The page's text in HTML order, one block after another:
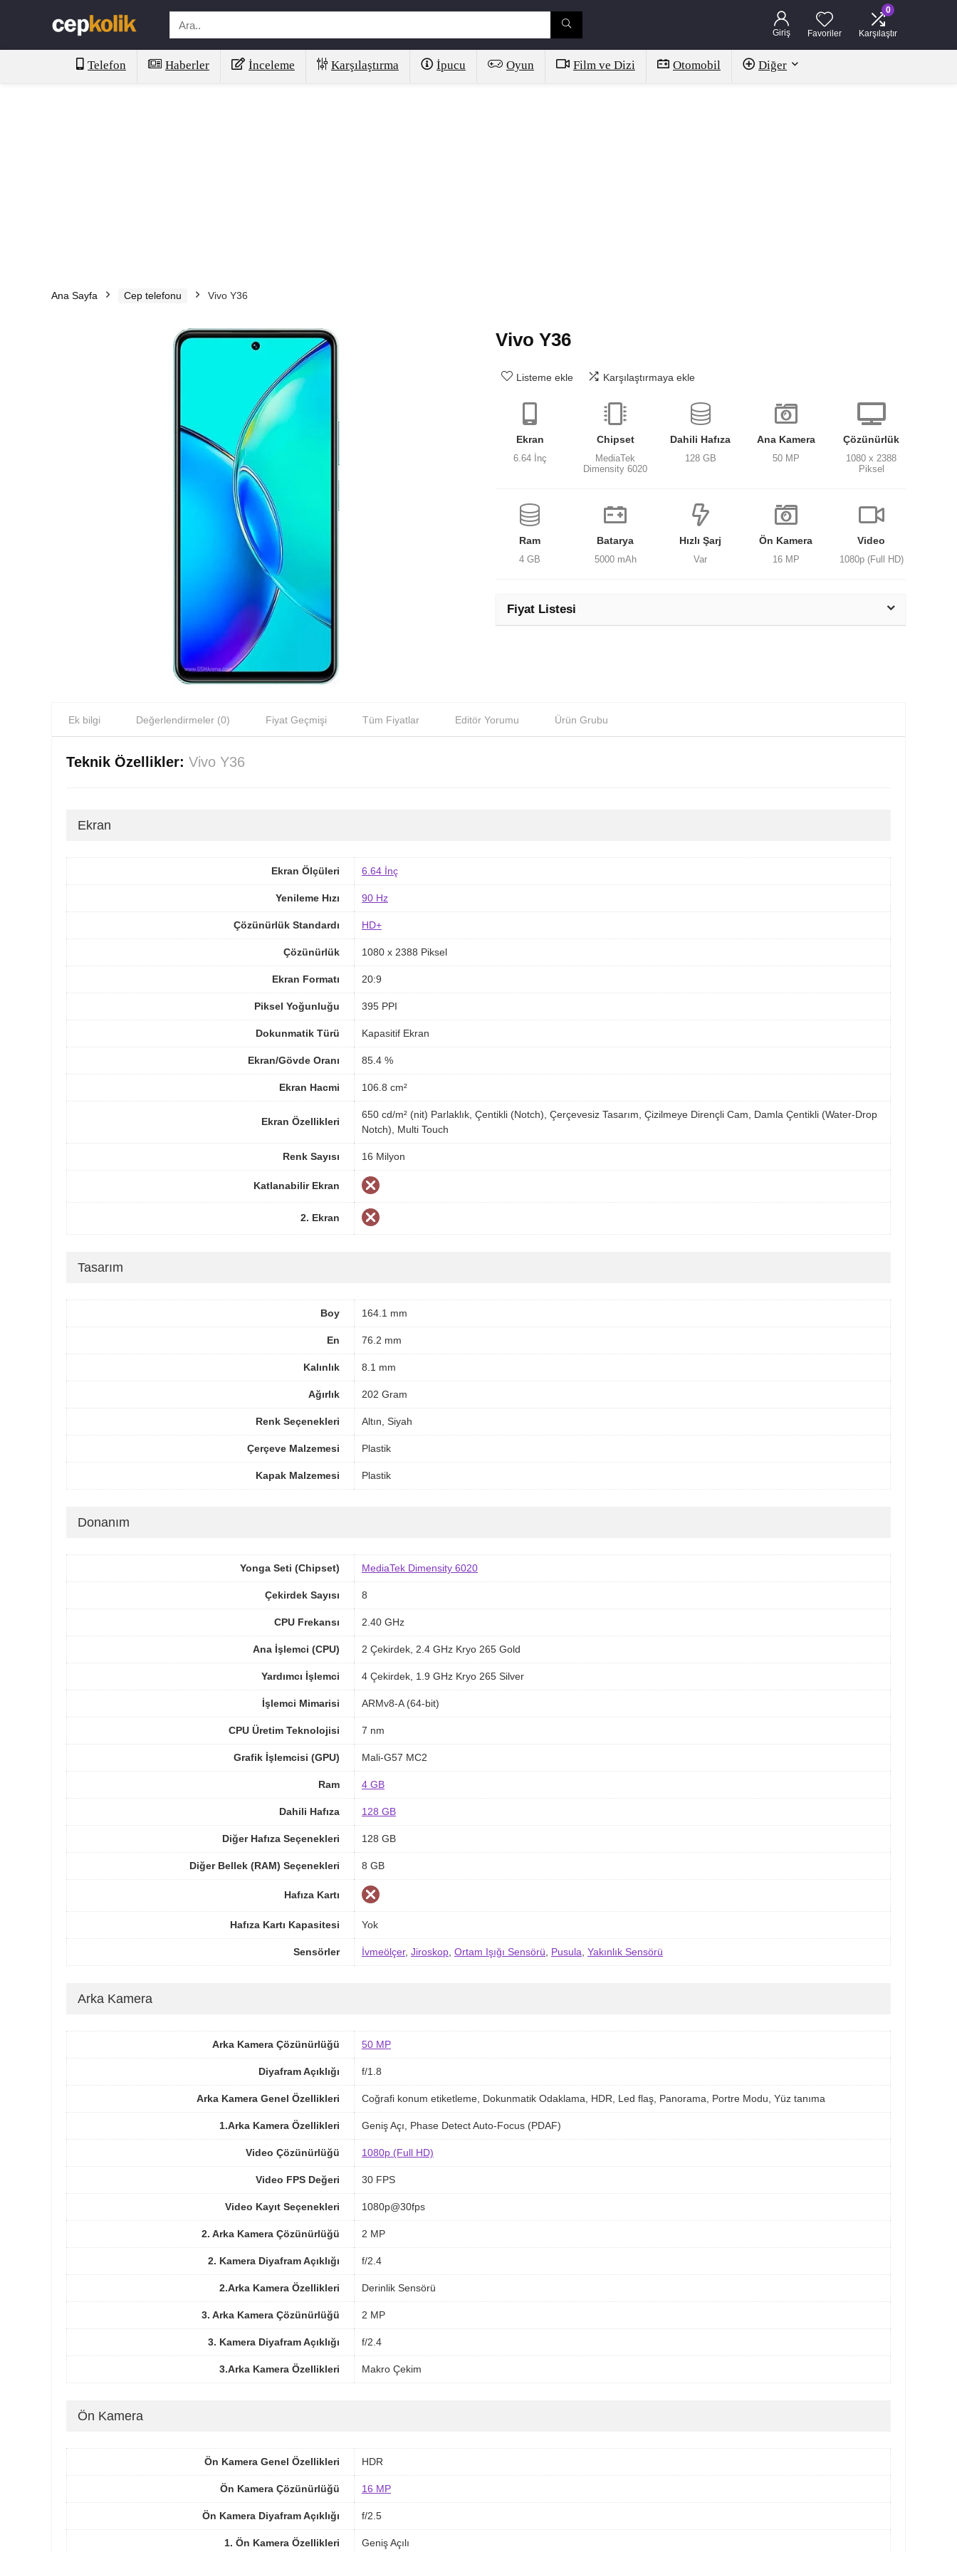
Giriş Favoriler
0
Karşılaştır
Telefon Haberler İnceleme Karşılaştırma İpucu Oyun Film ve Dizi Otomobil Diğer
Ana Sayfa Cep telefonu Vivo Y36
Vivo Y36
Listeme ekle Karşılaştırmaya ekle
Ekran
6.64 İnç
Chipset
MediaTek
Dimensity 6020
Dahili Hafıza
128 GB
Ana Kamera
50 MP
Çözünürlük
1080 x 2388
Piksel
Ram
4 GB
Batarya
5000 mAh
Hızlı Şarj
Var
Ön Kamera
16 MP
Video
1080p (Full HD)
Fiyat Listesi
Ek bilgi Değerlendirmeler (0) Fiyat Geçmişi Tüm Fiyatlar Editör Yorumu Ürün Grubu
Teknik Özellikler: Vivo Y36
Ekran
Ekran Ölçüleri 6.64 İnç
Yenileme Hızı 90 Hz
Çözünürlük Standardı HD+
Çözünürlük 1080 x 2388 Piksel
Ekran Formatı 20:9
Piksel Yoğunluğu 395 PPI
Dokunmatik Türü Kapasitif Ekran
Ekran/Gövde Oranı 85.4 %
Ekran Hacmi 106.8 cm²
Ekran Özellikleri
650 cd/m² (nit) Parlaklık, Çentikli (Notch), Çerçevesiz Tasarım, Çizilmeye Dirençli Cam, Damla Çentikli (Water-Drop
Notch), Multi Touch
Renk Sayısı 16 Milyon
Katlanabilir Ekran
2. Ekran
Tasarım
Boy 164.1 mm
En 76.2 mm
Kalınlık 8.1 mm
Ağırlık 202 Gram
Renk Seçenekleri Altın, Siyah
Çerçeve Malzemesi Plastik
Kapak Malzemesi Plastik
Donanım
Yonga Seti (Chipset) MediaTek Dimensity 6020
Çekirdek Sayısı 8
CPU Frekansı 2.40 GHz
Ana İşlemci (CPU) 2 Çekirdek, 2.4 GHz Kryo 265 Gold
Yardımcı İşlemci 4 Çekirdek, 1.9 GHz Kryo 265 Silver
İşlemci Mimarisi ARMv8-A (64-bit)
CPU Üretim Teknolojisi 7 nm
Grafik İşlemcisi (GPU) Mali-G57 MC2
Ram 4 GB
Dahili Hafıza 128 GB
Diğer Hafıza Seçenekleri 128 GB
Diğer Bellek (RAM) Seçenekleri 8 GB
Hafıza Kartı
Hafıza Kartı Kapasitesi Yok
Sensörler İvmeölçer, Jiroskop, Ortam Işığı Sensörü, Pusula, Yakınlık Sensörü
Arka Kamera
Arka Kamera Çözünürlüğü 50 MP
Diyafram Açıklığı f/1.8
Arka Kamera Genel Özellikleri Coğrafi konum etiketleme, Dokunmatik Odaklama, HDR, Led flaş, Panorama, Portre Modu, Yüz tanıma
1.Arka Kamera Özellikleri Geniş Açı, Phase Detect Auto-Focus (PDAF)
Video Çözünürlüğü 1080p (Full HD)
Video FPS Değeri 30 FPS
Video Kayıt Seçenekleri 1080p@30fps
2. Arka Kamera Çözünürlüğü 2 MP
2. Kamera Diyafram Açıklığı f/2.4
2.Arka Kamera Özellikleri Derinlik Sensörü
3. Arka Kamera Çözünürlüğü 2 MP
3. Kamera Diyafram Açıklığı f/2.4
3.Arka Kamera Özellikleri Makro Çekim
Ön Kamera
Ön Kamera Genel Özellikleri HDR
Ön Kamera Çözünürlüğü 16 MP
Ön Kamera Diyafram Açıklığı f/2.5
1. Ön Kamera Özellikleri Geniş Açılı